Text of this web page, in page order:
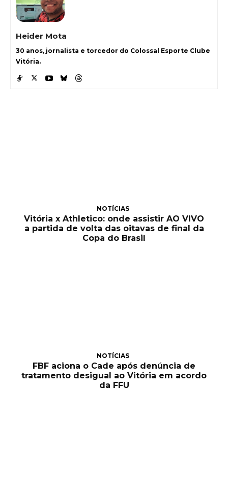
Heider Mota
30 anos, jornalista e torcedor do Colossal Esporte Clube
Vitória.
NOTÍCIAS
Vitória x Athletico: onde assistir AO VIVO
a partida de volta das oitavas de final da
Copa do Brasil
NOTÍCIAS
FBF aciona o Cade após denúncia de
tratamento desigual ao Vitória em acordo
da FFU